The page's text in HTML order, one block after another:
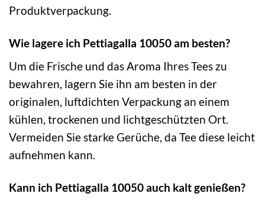
Produktverpackung.
Wie lagere ich Pettiagalla 10050 am besten?
Um die Frische und das Aroma Ihres Tees zu
bewahren, lagern Sie ihn am besten in der
originalen, luftdichten Verpackung an einem
kühlen, trockenen und lichtgeschützten Ort.
Vermeiden Sie starke Gerüche, da Tee diese leicht
aufnehmen kann.
Kann ich Pettiagalla 10050 auch kalt genießen?